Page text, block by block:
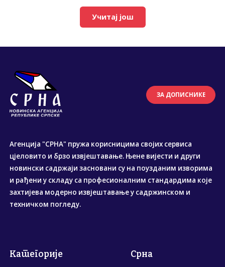
Учитај још
ЗА ДОПИСНИКЕ
Агенција "СРНА" пружа корисницима својих сервиса
цјеловито и брзо извјештавање. Њене вијести и други
новински садржаји засновани су на поузданим изворима
и рађени у складу са професионалним стандардима које
захтијева модерно извјештавање у садржинском и
техничком погледу.
Категорије Срна